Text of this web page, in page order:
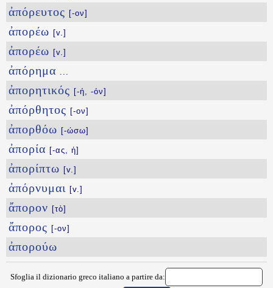
ἀπόρευτος [-ον]
ἀπορέω [v.]
ἀπορέω [v.]
ἀπόρημα ...
ἀπορητικός [-ή, -όν]
ἀπόρθητος [-ον]
ἀπορθόω [-ώσω]
ἀπορία [-ας, ἡ]
ἀπορίπτω [v.]
ἀπόρνυμαι [v.]
ἄπορον [τὸ]
ἄπορος [-ον]
ἀπορούω
Sfoglia il dizionario greco italiano a partire da: